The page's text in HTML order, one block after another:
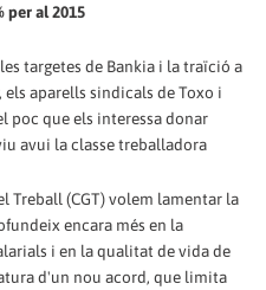
per al 2015
targetes de Bankia i la traïció a
aparells sindicals de Toxo i
poc que els interessa donar
avui la classe treballadora
Treball (CGT) volem lamentar la
encara més en la
i en la qualitat de vida de
d'un nou acord, que limita